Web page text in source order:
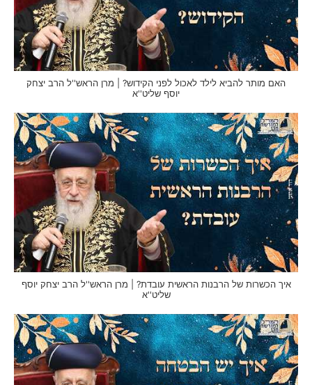
האם מותר להביא לילד לאכול לפני הקידוש? | מרן הראש''ל הרב יצחק
יוסף שליט''א
איך הכשרות של הרבנות הראשית עובדת? | מרן הראש''ל הרב יצחק יוסף
שליט''א